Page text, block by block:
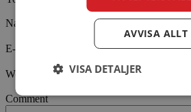
Namn
E-post
Webbsida
Comment
AVVISA ALLT
VISA DETALJER